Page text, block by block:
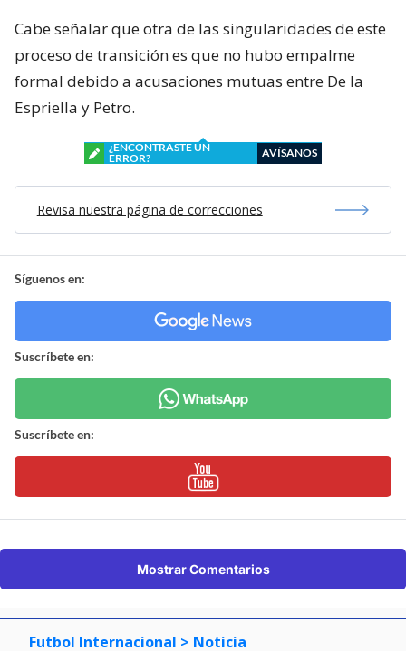
Cabe señalar que otra de las singularidades de este
proceso de transición es que no hubo empalme
formal debido a acusaciones mutuas entre De la
Espriella y Petro.
¿ENCONTRASTE UN
ERROR?
AVÍSANOS
Revisa nuestra página de correcciones
Síguenos en:
Suscríbete en:
Suscríbete en:
Mostrar Comentarios
Futbol Internacional > Noticia